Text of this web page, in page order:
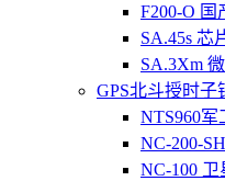
F200-O 国
SA.45s 芯
SA.3Xm
GPS北斗授时子
NTS960
NC-200-
NC-100